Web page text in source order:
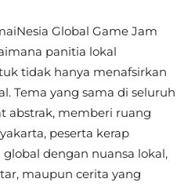
Global Game Jam
panitia lokal
tidak hanya menafsirkan
Tema yang sama di seluruh
abstrak, memberi ruang
peserta kerap
dengan nuansa lokal,
maupun cerita yang